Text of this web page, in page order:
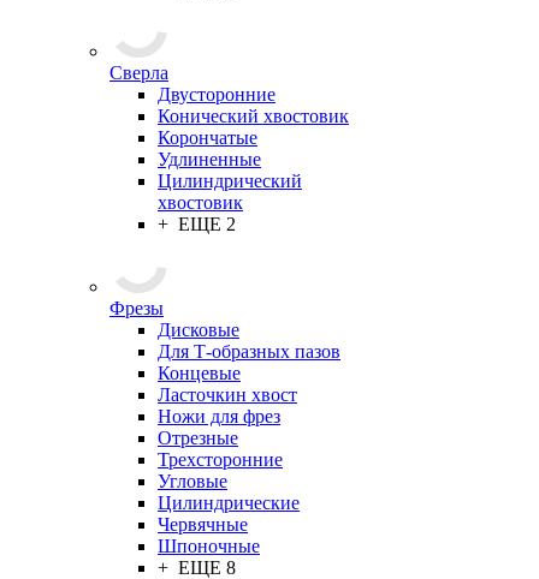
Сверла
Двусторонние
Конический хвостовик
Корончатые
Удлиненные
Цилиндрический
хвостовик
+ ЕЩЕ 2
Фрезы
Дисковые
Для Т-образных пазов
Концевые
Ласточкин хвост
Ножи для фрез
Отрезные
Трехсторонние
Угловые
Цилиндрические
Червячные
Шпоночные
+ ЕЩЕ 8